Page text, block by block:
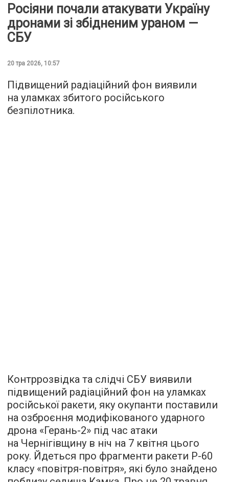
Росіяни почали атакувати Україну
дронами зі збідненим ураном —
СБУ
20 тра 2026, 10:57
Підвищений радіаційний фон виявили
на уламках збитого російського
безпілотника.
Контррозвідка та слідчі СБУ виявили
підвищений радіаційний фон на уламках
російської ракети, яку окупанти поставили
на озброєння модифікованого ударного
дрона «Герань-2» під час атаки
на Чернігівщину в ніч на 7 квітня цього
року. Йдеться про фрагменти ракети Р-60
класу «повітря-повітря», які було знайдено